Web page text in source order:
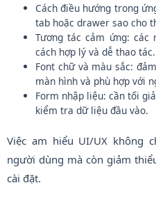
Cách điều hướng trong
tab hoặc drawer sao cho
Tương tác cảm ứng: các
cách hợp lý và dễ thao tác.
Font chữ và màu sắc:
màn hình và phù hợp với
Form nhập liệu: cần tối
kiểm tra dữ liệu đầu vào.
Việc am hiểu UI/UX không
người dùng mà còn giảm
cài đặt.